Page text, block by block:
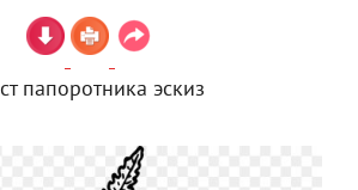
папоротника эскиз